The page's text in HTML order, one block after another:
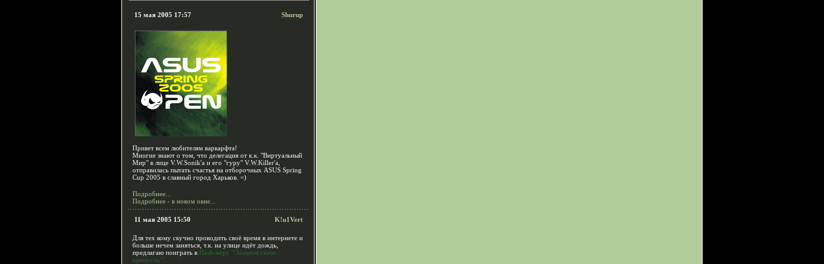
15 мая 2005 17:57 Shurup
Привет всем любителям варкарфта!
Многие знают о том, что делегация от к.к. "Виртуальный
Мир" в лице V.W.Sonik'a и его "гуру" V.W.Killer'a,
отправилась пытать счастья на отборочных ASUS Spring
Cup 2005 в славный город Харьков. =)
Подробнее...
Подробнее - в новом окне...
11 мая 2005 15:50 K!u1Vert
Для тех кому скучно проводить своё время в интернете и
больше нечем заняться, т.к. на улице идёт дождь,
предлагаю поиграть в flash-игру "Защити свою
крепость".